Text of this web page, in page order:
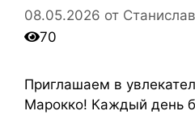
08.05.2026 от
70
Приглашаем в
Марокко! Каждый день